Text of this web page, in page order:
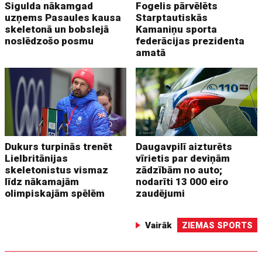
Sigulda nākamgad
uzņems Pasaules kausa
skeletonā un bobslejā
noslēdzošo posmu
Fogelis pārvēlēts
Starptautiskās
Kamaniņu sporta
federācijas prezidenta
amatā
Dukurs turpinās trenēt
Lielbritānijas
skeletonistus vismaz
līdz nākamajām
olimpiskajām spēlēm
Daugavpilī aizturēts
vīrietis par deviņām
zādzībām no auto;
nodarīti 13 000 eiro
zaudējumi
Vairāk ZIEMAS SPORTS